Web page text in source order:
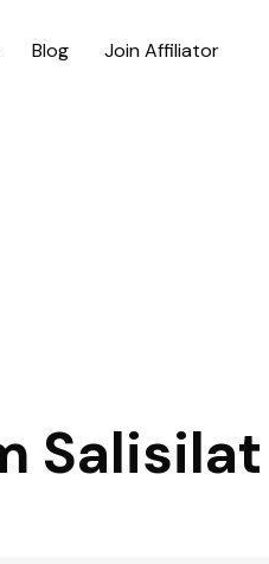
Blog Join Affiliator
Salisilat